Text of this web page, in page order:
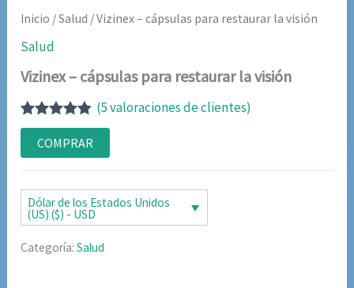
Inicio /Salud / Vizinex – cápsulas para restaurar la visión
Salud
Vizinex – cápsulas para restaurar la visión
Valorado
con4.80de
5 en base
a
5
de clientes
(5valoraciones de clientes)
COMPRAR
Dólar de los Estados Unidos
(US) ($) - USD
Categoría:Salud